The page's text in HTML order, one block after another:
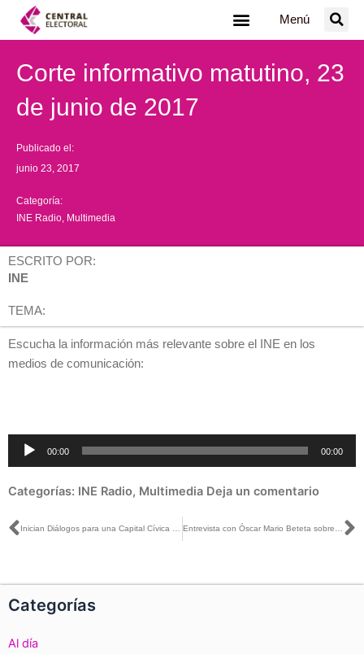
Menú
Corte informativo matutino, 23
de junio de 2017
Publicado el:
junio 23, 2017
Categoría:
INE Radio Multimedia
ESCRITO POR:
INE
TEMA:
Escucha la información más relevante sobre el INE en los
medios de comunicación:
Reproductor
00:00 00:00
Categorías: INE Radio, Multimedia Deja un comentario
Ant
Categorías
Al día